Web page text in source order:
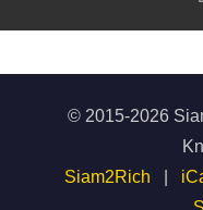
© 2015-2026
Siam2Rich